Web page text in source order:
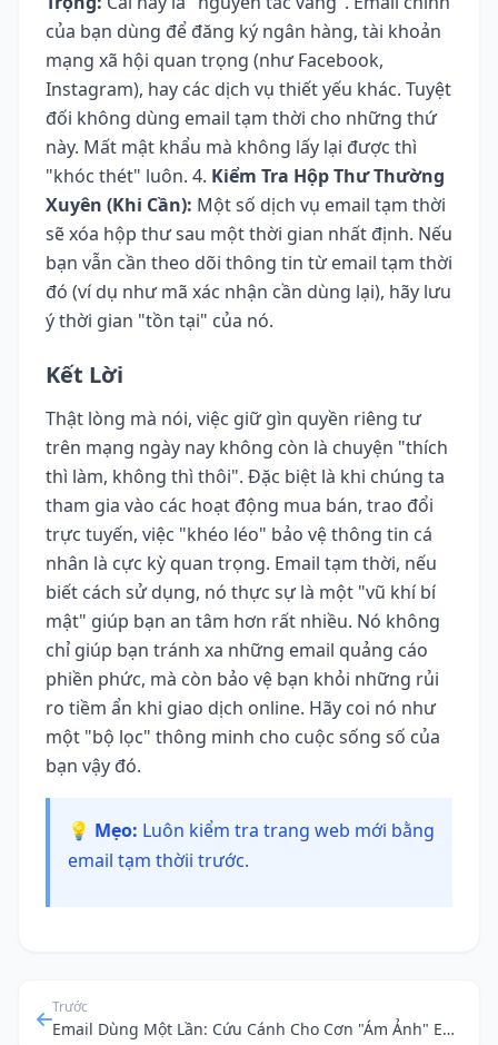
của bạn dùng để đăng ký ngân hàng, tài khoản
mạng xã hội quan trọng (như Facebook,
Instagram), hay các dịch vụ thiết yếu khác. Tuyệt
đối không dùng email tạm thời cho những thứ
này. Mất mật khẩu mà không lấy lại được thì
"khóc thét" luôn. 4. Kiểm Tra Hộp Thư Thường
Xuyên (Khi Cần): Một số dịch vụ email tạm thời
sẽ xóa hộp thư sau một thời gian nhất định. Nếu
bạn vẫn cần theo dõi thông tin từ email tạm thời
đó (ví dụ như mã xác nhận cần dùng lại), hãy lưu
ý thời gian "tồn tại" của nó.
Kết Lời
Thật lòng mà nói, việc giữ gìn quyền riêng tư
trên mạng ngày nay không còn là chuyện "thích
thì làm, không thì thôi". Đặc biệt là khi chúng ta
tham gia vào các hoạt động mua bán, trao đổi
trực tuyến, việc "khéo léo" bảo vệ thông tin cá
nhân là cực kỳ quan trọng. Email tạm thời, nếu
biết cách sử dụng, nó thực sự là một "vũ khí bí
mật" giúp bạn an tâm hơn rất nhiều. Nó không
chỉ giúp bạn tránh xa những email quảng cáo
phiền phức, mà còn bảo vệ bạn khỏi những rủi
ro tiềm ẩn khi giao dịch online. Hãy coi nó như
một "bộ lọc" thông minh cho cuộc sống số của
bạn vậy đó.
💡 Mẹo: Luôn kiểm tra trang web mới bằng
email tạm thờii trước.
Trước
Email Dùng Một Lần: Cứu Cánh Cho Cơn "Ám Ảnh" Email Quảng Cáo, Mở Khóa Kho Tàng Nội Dung Số